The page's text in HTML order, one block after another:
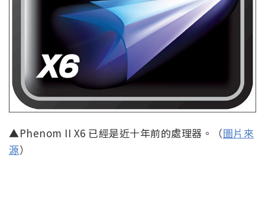
▲Phenom II X6 已經是近十年前的處理器。（圖片來
源）